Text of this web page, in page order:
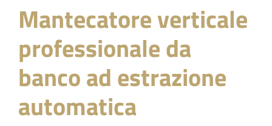
Mantecatore verticale
professionale da
banco ad estrazione
automatica